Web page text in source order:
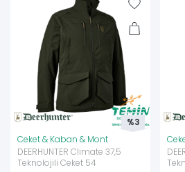
Ceket & Kaban & Mont
DEERHUNTER Climate 37,5
Teknolojili Ceket 54
%3